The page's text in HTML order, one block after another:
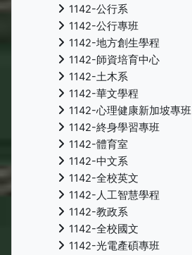
1142-公行系
1142-公行專班
1142-地方創生學程
1142-師資培育中心
1142-土木系
1142-華文學程
1142-心理健康新加坡專班
1142-終身學習專班
1142-體育室
1142-中文系
1142-全校英文
1142-人工智慧學程
1142-教政系
1142-全校國文
1142-光電產碩專班